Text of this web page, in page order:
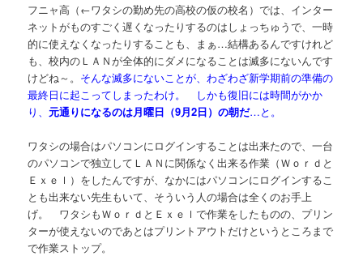
フニャ高（←ワタシの勤め先の高校の仮の校名）では、インター
ネットがものすごく遅くなったりするのはしょっちゅうで、一時
的に使えなくなったりすることも、まぁ…結構あるんですけれど
も、校内のＬＡＮが全体的にダメになることは滅多にないんです
けどね～。 そんな滅多にないことが、わざわざ新学期前の準備の
最終日に起こってしまったわけ。 しかも復旧には時間がかか
り、元通りになるのは月曜日（9月2日）の朝だ…と。
ワタシの場合はパソコンにログインすることは出来たので、一台
のパソコンで独立してＬＡＮに関係なく出来る作業（Ｗｏｒｄと
Ｅｘｅｌ）をしたんですが、なかにはパソコンにログインするこ
とも出来ない先生もいて、そういう人の場合は全くのお手上
げ。 ワタシもＷｏｒｄとＥｘｅｌで作業をしたものの、プリン
ターが使えないのであとはプリントアウトだけというところまで
で作業ストップ。